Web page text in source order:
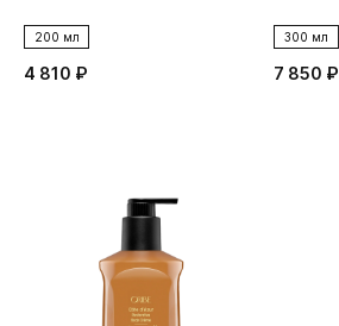
200 мл
4 810 ₽
300 мл
7 850 ₽